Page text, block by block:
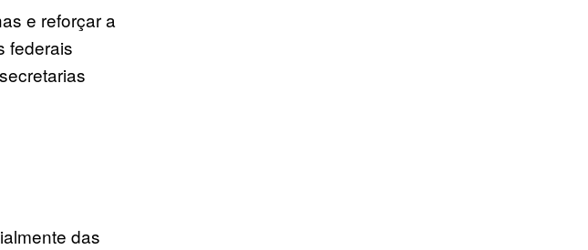
e reforçar a
federais
das